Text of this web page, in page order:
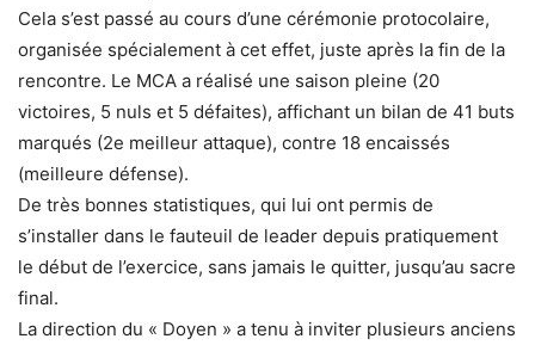
Cela s’est passé au cours d’une cérémonie protocolaire,
organisée spécialement à cet effet, juste après la fin de la
rencontre. Le MCA a réalisé une saison pleine (20
victoires, 5 nuls et 5 défaites), affichant un bilan de 41 buts
marqués (2e meilleur attaque), contre 18 encaissés
(meilleure défense).
De très bonnes statistiques, qui lui ont permis de
s’installer dans le fauteuil de leader depuis pratiquement
le début de l’exercice, sans jamais le quitter, jusqu’au sacre
final.
La direction du « Doyen » a tenu à inviter plusieurs anciens